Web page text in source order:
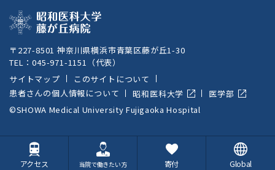
〒227-8501 神奈川県横浜市青葉区藤が丘1-30
TEL：045-971-1151 （代表）
サイトマップ
このサイトについて
患者さんの個人情報について
昭和医科大学
医学部
©SHOWA Medical University Fujigaoka Hospital
アクセス 当院で働きたい方 寄付 Global
ENGLISH